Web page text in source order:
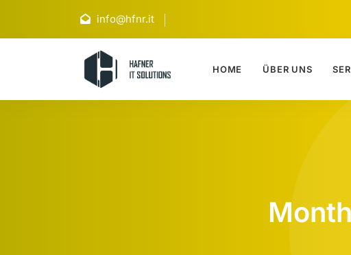
info@hfnr.it
HOME ÜBER UNS